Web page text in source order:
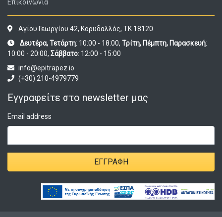
Επικοινωνία
Αγίου Γεωργίου 42, Κορυδαλλός, ΤΚ 18120
Δευτέρα, Τετάρτη: 10:00 - 18:00, Τρίτη, Πέμπτη, Παρασκευή:
10:00 - 20:00, Σάββατο: 12:00 - 15:00
info@epitrapez.io
(+30) 210-4979779
Εγγραφείτε στο newsletter μας
Email address
ΕΓΓΡΑΦΉ